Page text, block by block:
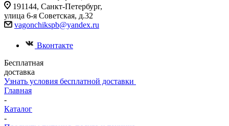
191144, Санкт-Петербург,
улица 6-я Советская, д.32
vagonchikspb@yandex.ru
Вконтакте
Бесплатная
доставка
Узнать условия бесплатной доставки
Главная
-
Каталог
-